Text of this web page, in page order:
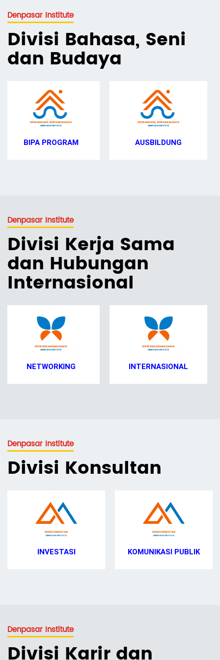
Denpasar Institute
Divisi Bahasa, Seni
dan Budaya
AUSBILDUNG GUIDING PROGRAM
Denpasar Institute
Divisi Kerja Sama
dan Hubungan
Internasional
INTERNASIONAL NASIONAL
Denpasar Institute
Divisi Konsultan
KOMUNIKASI PUBLIK MANAJEMEN SDM
Denpasar Institute